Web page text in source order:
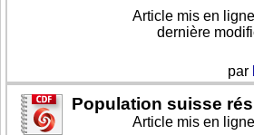
Article mis en
dernière
par
Population suisse
Article mis en